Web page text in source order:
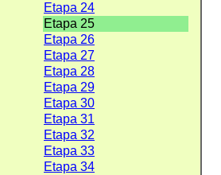
Etapa 24
Etapa 25
Etapa 26
Etapa 27
Etapa 28
Etapa 29
Etapa 30
Etapa 31
Etapa 32
Etapa 33
Etapa 34